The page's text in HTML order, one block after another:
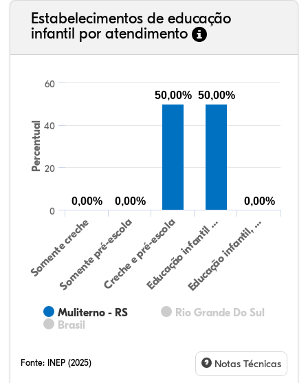
Estabelecimentos de educação
infantil por atendimento
Percentual
Muliterno - RS
Rio Grande Do Sul
Brasil
Somente creche
Somente pré-escolaCreche e pré-escolaEducação infantil …Educação infantil, …
0
20
40
60
0,00% 0,00%
50,00% 50,00%
0,00%
Fonte: INEP (2025) Notas Técnicas